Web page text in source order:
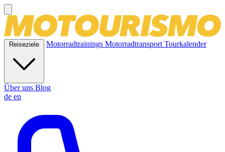
Reiseziele Motorradtrainings MotorradtransportTourkalender
Über uns Blog
de en